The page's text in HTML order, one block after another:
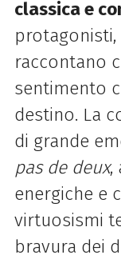
classica e
protagonisti,
raccontano
sentimento
destino. La
di grande
pas de deux,
energiche e
virtuosismi
bravura dei